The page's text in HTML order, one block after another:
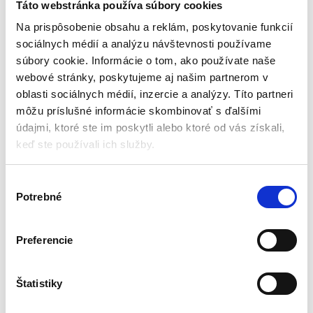
Táto webstránka používa súbory cookies
Na prispôsobenie obsahu a reklám, poskytovanie funkcií
sociálnych médií a analýzu návštevnosti používame
súbory cookie. Informácie o tom, ako používate naše
webové stránky, poskytujeme aj našim partnerom v
oblasti sociálnych médií, inzercie a analýzy. Títo partneri
môžu príslušné informácie skombinovať s ďalšími
údajmi, ktoré ste im poskytli alebo ktoré od vás získali,
keď ste používali ich služby.
Potrebné
Preferencie
Štatistiky
Rádiá a reproduktory
200 mAh
Aktuálne vypredané
Funkcia power banky: áno
Frekvenčný rozsah: 150 – 18 000